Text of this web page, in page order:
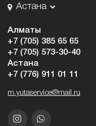
Астана
Алматы
+7 (705) 385 65 65
+7 (705) 573-30-40
Астана
+7 (776) 911 01 11
m.yutaservice@mail.ru